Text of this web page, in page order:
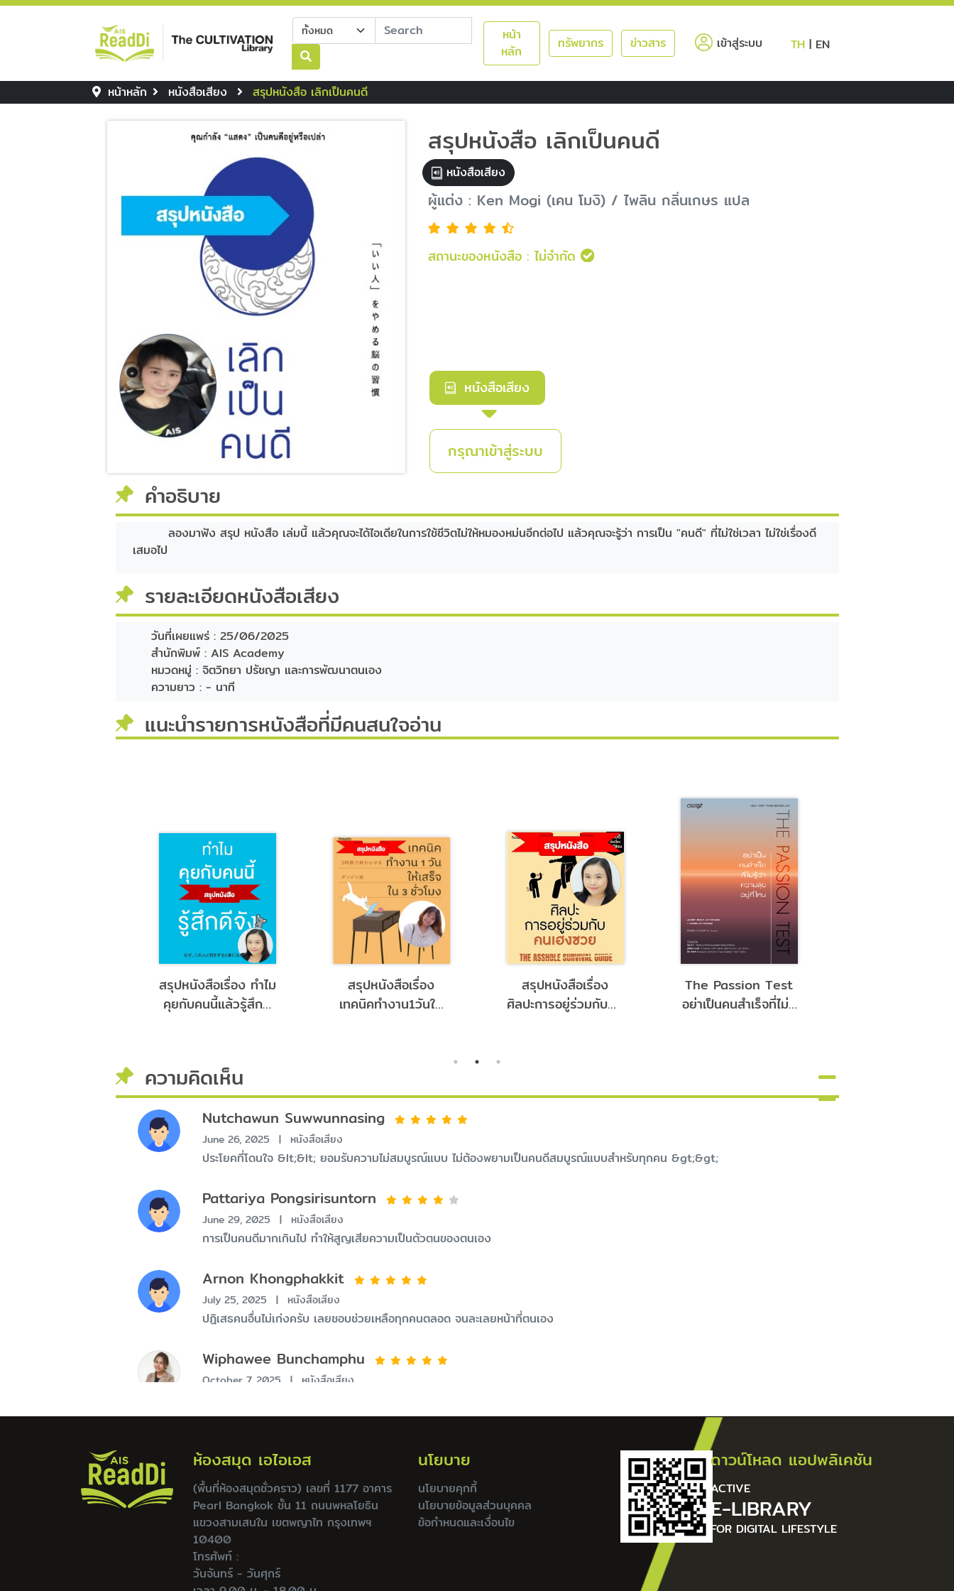
หน้า
หลัก
ทรัพยากร ข่าวสาร เข้าสู่ระบบ(current)
TH| EN
หน้าหลัก หนังสือเสียง สรุปหนังสือ เลิกเป็นคนดี
สรุปหนังสือ เลิกเป็นคนดี
หนังสือเสียง
ผู้แต่ง : Ken Mogi (เคน โมงิ) / ไพลิน กลิ่นเกษร แปล
สถานะของหนังสือ : ไม่จำกัด
หนังสือเสียง
กรุณาเข้าสู่ระบบ
คำอธิบาย
ลองมาฟัง สรุป หนังสือ เล่มนี้ แล้วคุณจะได้ไอเดียในการใช้ชีวิตไม่ให้หมองหม่นอีกต่อไป แล้วคุณจะรู้ว่า การเป็น "คนดี" ที่ไม่ใช่เวลา ไม่ใช่เรื่องดี
เสมอไป
รายละเอียดหนังสือเสียง
วันที่เผยแพร่ :25/06/2025
สำนักพิมพ์ :AIS Academy
หมวดหมู่ :จิตวิทยา ปรัชญา และการพัฒนาตนเอง
ความยาว :- นาที
แนะนำรายการหนังสือที่มีคนสนใจอ่าน
สรุปหนังสือเรื่อง ทำไม
คุยกับคนนี้แล้วรู้สึกดี
สรุปหนังสือเรื่อง
เทคนิคทำงาน1วันให้
สรุปหนังสือเรื่อง
ศิลปะการอยู่ร่วมกับคน
The Passion Test
อย่าเป็นคนสำเร็จที่ไม่รู้
ความคิดเห็น
Nutchawun Suwwunnasing
June 26, 2025 | หนังสือเสียง
ประโยคที่โดนใจ &lt;&lt; ยอมรับความไม่สมบูรณ์แบบ ไม่ต้องพยามเป็นคนดีสมบูรณ์แบบสำหรับทุกคน &gt;&gt;
Pattariya Pongsirisuntorn
June 29, 2025 | หนังสือเสียง
การเป็นคนดีมากเกินไป ทำให้สูญเสียความเป็นตัวตนของตนเอง
Arnon Khongphakkit
July 25, 2025 | หนังสือเสียง
ปฎิเสธคนอื่นไม่เก่งครับ เลยชอบช่วยเหลือทุกคนตลอด จนละเลยหน้าที่ตนเอง
Wiphawee Bunchamphu
October 7, 2025 | หนังสือเสียง
ห้องสมุด เอไอเอส
(พื้นที่ห้องสมุดชั่วคราว) เลขที่ 1177 อาคาร
Pearl Bangkok ชั้น 11 ถนนพหลโยธิน
แขวงสามเสนใน เขตพญาไท กรุงเทพฯ
10400
โทรศัพท์ :
วันจันทร์ - วันศุกร์
นโยบาย
นโยบายคุกกี้
นโยบายข้อมูลส่วนบุคคล
ข้อกำหนดและเงื่อนไข
ดาวน์โหลด แอปพลิเคชัน
ACTIVE
E-LIBRARY
FOR DIGITAL LIFESTYLE